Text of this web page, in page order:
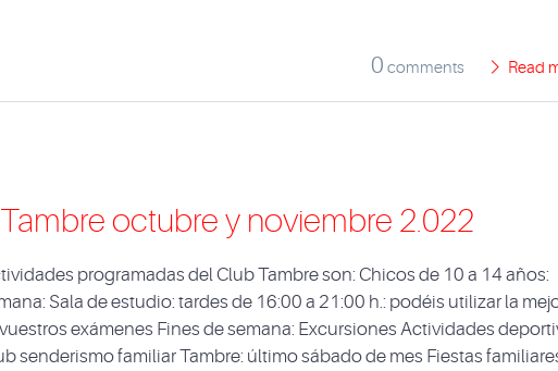
0 comments Read
octubre y noviembre 2.022
programadas del Club Tambre son: Chicos de 10 a 14 años:
Sala de estudio: tardes de 16:00 a 21:00 h.: podéis utilizar la
exámenes Fines de semana: Excursiones Actividades
senderismo familiar Tambre: último sábado de mes Fiestas